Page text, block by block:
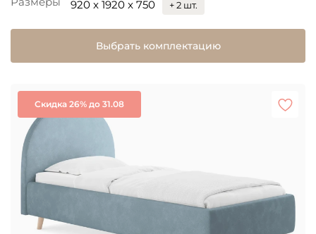
920 x 1920 x 750 + 2 шт.
Выбрать комплектацию
Скидка 26% до 31.08